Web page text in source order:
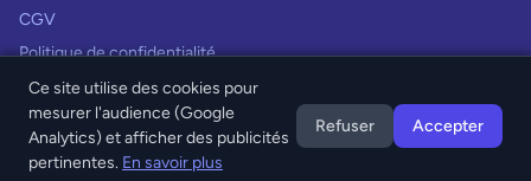
CGV
Politique de confidentialité
© 2026 Interprétation des Rêves. Tous droits réservés.
Ce site utilise des cookies pour
mesurer l'audience (Google
Analytics) et afficher des publicités
pertinentes. En savoir plus
Refuser Accepter